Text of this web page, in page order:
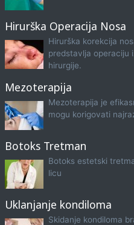
Hirurška Operacija Nosa
Hirurška korekcija
predstavlja operaciju
hirurgije.
Mezoterapija
Mezoterapija je
mogu korigovati
Botoks Tretman
Botoks estetski
licu
Uklanjanje kondiloma
Skidanje kondiloma